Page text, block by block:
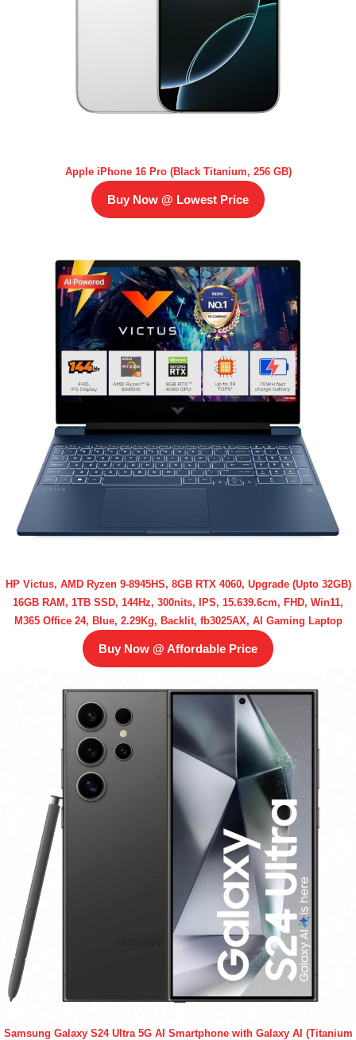
Apple iPhone 16 Pro (Black Titanium, 256 GB)
Buy Now @ Lowest Price
HP Victus, AMD Ryzen 9-8945HS, 8GB RTX 4060, Upgrade (Upto 32GB)
16GB RAM, 1TB SSD, 144Hz, 300nits, IPS, 15.639.6cm, FHD, Win11,
M365 Office 24, Blue, 2.29Kg, Backlit, fb3025AX, AI Gaming Laptop
Buy Now @ Affordable Price
Samsung Galaxy S24 Ultra 5G AI Smartphone with Galaxy AI (Titanium